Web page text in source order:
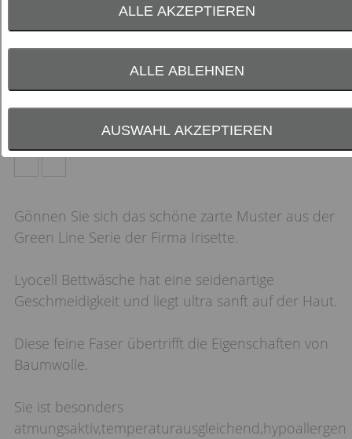
ALLE AKZEPTIEREN
ALLE ABLEHNEN
AUSWAHL AKZEPTIEREN
Gönnen Sie sich das schöne zarte Muster aus der
Green Line Serie der Firma Irisette.
Lyocell Bettwäsche hat eine seidenartige
Geschmeidigkeit und liegt ultra sanft auf der Haut.
Diese feine Faser übertrifft die Eigenschaften von
Baumwolle.
Sie ist besonders
atmungsaktiv,temperaturausgleichend,hypoallergen